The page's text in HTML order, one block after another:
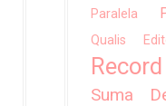
Paralela
Qualis
Record
Suma